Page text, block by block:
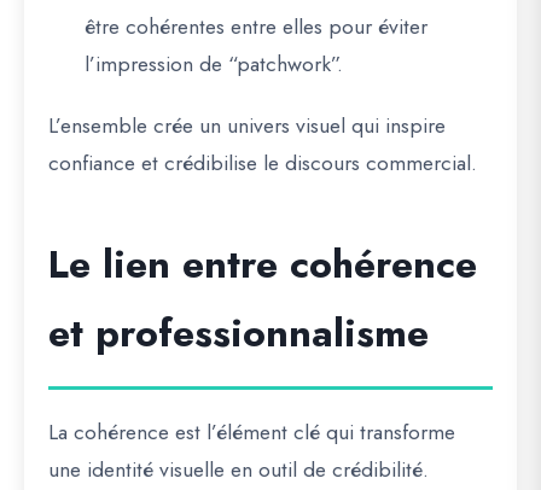
être cohérentes entre elles pour éviter
l’impression de “patchwork”.
L’ensemble crée un univers visuel qui inspire
confiance et crédibilise le discours commercial.
Le lien entre cohérence
et professionnalisme
La cohérence est l’élément clé qui transforme
une identité visuelle en outil de crédibilité.